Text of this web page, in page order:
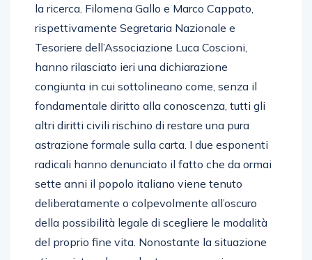
la ricerca. Filomena Gallo e Marco Cappato,
rispettivamente Segretaria Nazionale e
Tesoriere dell’Associazione Luca Coscioni,
hanno rilasciato ieri una dichiarazione
congiunta in cui sottolineano come, senza il
fondamentale diritto alla conoscenza, tutti gli
altri diritti civili rischino di restare una pura
astrazione formale sulla carta. I due esponenti
radicali hanno denunciato il fatto che da ormai
sette anni il popolo italiano viene tenuto
deliberatamente o colpevolmente all’oscuro
della possibilità legale di scegliere le modalità
del proprio fine vita. Nonostante la situazione